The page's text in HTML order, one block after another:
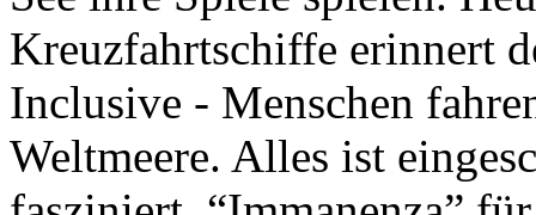
Kreuzfahrtschiffe erinnert
Inclusive - Menschen
Weltmeere. Alles ist